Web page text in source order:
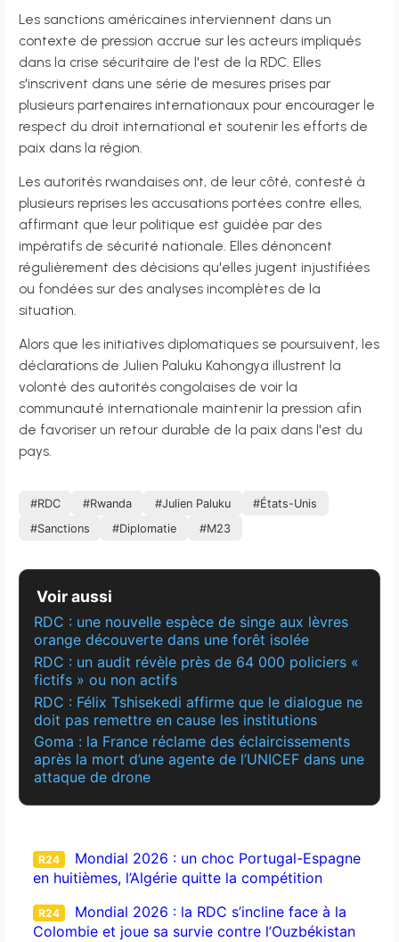
Les sanctions américaines interviennent dans un
contexte de pression accrue sur les acteurs impliqués
dans la crise sécuritaire de l'est de la RDC. Elles
s'inscrivent dans une série de mesures prises par
plusieurs partenaires internationaux pour encourager le
respect du droit international et soutenir les efforts de
paix dans la région.
Les autorités rwandaises ont, de leur côté, contesté à
plusieurs reprises les accusations portées contre elles,
affirmant que leur politique est guidée par des
impératifs de sécurité nationale. Elles dénoncent
régulièrement des décisions qu'elles jugent injustifiées
ou fondées sur des analyses incomplètes de la
situation.
Alors que les initiatives diplomatiques se poursuivent, les
déclarations de Julien Paluku Kahongya illustrent la
volonté des autorités congolaises de voir la
communauté internationale maintenir la pression afin
de favoriser un retour durable de la paix dans l'est du
pays.
#RDC #Rwanda #Julien Paluku
#États-Unis
#Sanctions
#Diplomatie #M23
Voir aussi
RDC : une nouvelle espèce de singe aux lèvres
orange découverte dans une forêt isolée
RDC : un audit révèle près de 64 000 policiers «
fictifs » ou non actifs
RDC : Félix Tshisekedi affirme que le dialogue ne
doit pas remettre en cause les institutions
Goma : la France réclame des éclaircissements
après la mort d’une agente de l’UNICEF dans une
attaque de drone
R24
Mondial 2026 : un choc Portugal-Espagne
en huitièmes, l’Algérie quitte la compétition
R24
Mondial 2026 : la RDC s’incline face à la
Colombie et joue sa survie contre l’Ouzbékistan